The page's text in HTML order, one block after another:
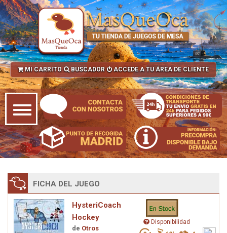
MI CARRITO BUSCADOR ACCEDE A TU ÁREA DE CLIENTE
FICHA DEL JUEGO
HysteriCoach
Hockey
de Otros
Disponibilidad